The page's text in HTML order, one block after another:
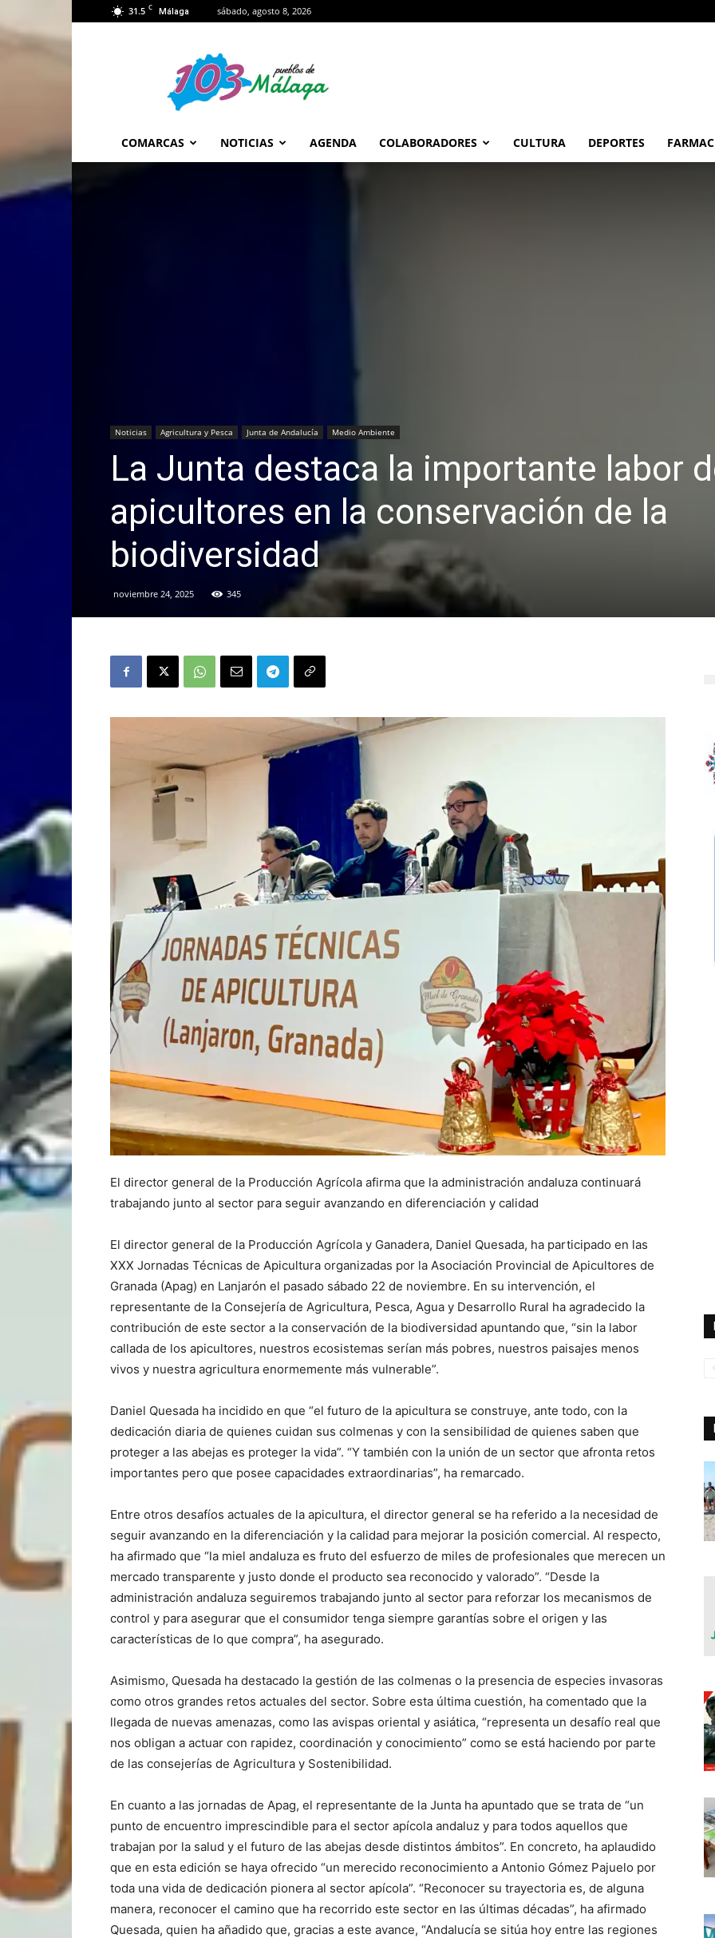
31.5 C Málaga sábado, agosto 8, 2026
Málaga
COMARCAS NOTICIAS AGENDA COLABORADORES CULTURA DEPORTES
Noticias Agricultura y Pesca Junta de Andalucía Medio Ambiente
La Junta destaca la importante labor
apicultores en la conservación de la
biodiversidad
noviembre 24, 2025 345
El director general de la Producción Agrícola afirma que la administración andaluza continuará
trabajando junto al sector para seguir avanzando en diferenciación y calidad
El director general de la Producción Agrícola y Ganadera, Daniel Quesada, ha participado en las
XXX Jornadas Técnicas de Apicultura organizadas por la Asociación Provincial de Apicultores de
Granada (Apag) en Lanjarón el pasado sábado 22 de noviembre. En su intervención, el
representante de la Consejería de Agricultura, Pesca, Agua y Desarrollo Rural ha agradecido la
contribución de este sector a la conservación de la biodiversidad apuntando que, “sin la labor
callada de los apicultores, nuestros ecosistemas serían más pobres, nuestros paisajes menos
vivos y nuestra agricultura enormemente más vulnerable”.
Daniel Quesada ha incidido en que “el futuro de la apicultura se construye, ante todo, con la
dedicación diaria de quienes cuidan sus colmenas y con la sensibilidad de quienes saben que
proteger a las abejas es proteger la vida”. “Y también con la unión de un sector que afronta retos
importantes pero que posee capacidades extraordinarias”, ha remarcado.
Entre otros desafíos actuales de la apicultura, el director general se ha referido a la necesidad de
seguir avanzando en la diferenciación y la calidad para mejorar la posición comercial. Al respecto,
ha afirmado que “la miel andaluza es fruto del esfuerzo de miles de profesionales que merecen un
mercado transparente y justo donde el producto sea reconocido y valorado”. “Desde la
administración andaluza seguiremos trabajando junto al sector para reforzar los mecanismos de
control y para asegurar que el consumidor tenga siempre garantías sobre el origen y las
características de lo que compra”, ha asegurado.
Asimismo, Quesada ha destacado la gestión de las colmenas o la presencia de especies invasoras
como otros grandes retos actuales del sector. Sobre esta última cuestión, ha comentado que la
llegada de nuevas amenazas, como las avispas oriental y asiática, “representa un desafío real que
nos obligan a actuar con rapidez, coordinación y conocimiento” como se está haciendo por parte
de las consejerías de Agricultura y Sostenibilidad.
En cuanto a las jornadas de Apag, el representante de la Junta ha apuntado que se trata de “un
punto de encuentro imprescindible para el sector apícola andaluz y para todos aquellos que
trabajan por la salud y el futuro de las abejas desde distintos ámbitos”. En concreto, ha aplaudido
que en esta edición se haya ofrecido “un merecido reconocimiento a Antonio Gómez Pajuelo por
toda una vida de dedicación pionera al sector apícola”. “Reconocer su trayectoria es, de alguna
manera, reconocer el camino que ha recorrido este sector en las últimas décadas”, ha afirmado
Quesada, quien ha añadido que, gracias a este avance, “Andalucía se sitúa hoy entre las regiones